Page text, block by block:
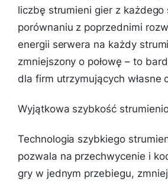
liczbę strumieni gier z każdego
porównaniu z poprzednimi
energii serwera na każdy
zmniejszony o połowę – to
dla firm utrzymujących własne
Wyjątkowa szybkość
Technologia szybkiego
pozwala na przechwycenie i
gry w jednym przebiegu,